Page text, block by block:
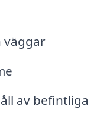
väggar
av befintliga